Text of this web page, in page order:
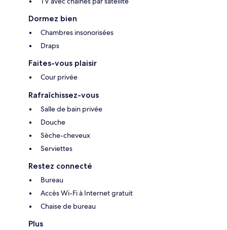
Dormez bien
Chambres insonorisées
Draps
Faites-vous plaisir
Cour privée
Rafraîchissez-vous
Salle de bain privée
Douche
Sèche-cheveux
Serviettes
Restez connecté
Bureau
Accès Wi-Fi à Internet gratuit
Chaise de bureau
Plus